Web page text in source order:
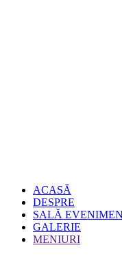
ACASĂ
DESPRE
SALĂ
GALERIE
MENIURI